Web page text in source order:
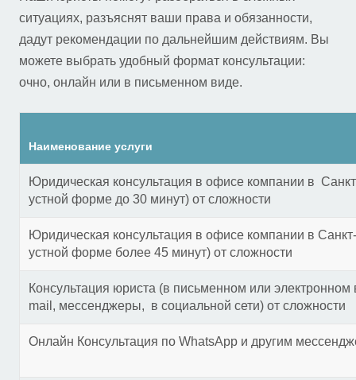
ситуациях, разъяснят ваши права и обязанности,
дадут рекомендации по дальнейшим действиям. Вы
можете выбрать удобный формат консультации:
очно, онлайн или в письменном виде.
Наименование услуги
Юридическая консультация в офисе компании в
устной форме до 30 минут) от сложности
Юридическая консультация в офисе компании в
устной форме более 45 минут) от сложности
Консультация юриста (в письменном или электронном
mail, мессенджеры, в социальной сети) от сложности
Онлайн Консультация по WhatsApp и другим